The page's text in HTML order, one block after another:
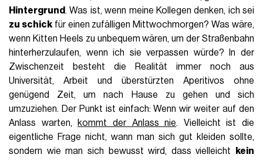
Hintergrund. Was ist, wenn meine Kollegen denken, ich sei
zu schickfür einen zufälligen Mittwochmorgen? Was wäre,
wenn Kitten Heels zu unbequem wären, um der Straßenbahn
hinterherzulaufen, wenn ich sie verpassen würde? In der
Zwischenzeit besteht die Realität immer noch aus
Universität, Arbeit und überstürzten Aperitivos ohne
genügend Zeit, um nach Hause zu gehen und sich
umzuziehen. Der Punkt ist einfach: Wenn wir weiter auf den
Anlass warten,
kommt der Anlass nie. Vielleicht ist die
eigentliche Frage nicht, wann man sich gut kleiden sollte,
sondern wie man sich bewusst wird, dass vielleicht
kein